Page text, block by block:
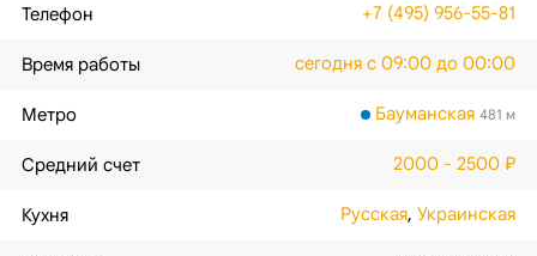
Телефон +7 (495) 956-55-81
Время работы сегодня с 09:00 до 00:00
Метро Бауманская 481 м
Средний счет 2000 - 2500 ₽
Кухня Русская,Украинская